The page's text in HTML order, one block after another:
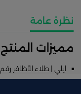
نظرة عامة
مميزات المنتج
ايلي | طلاء الأظافر رقم 403 | 14مل